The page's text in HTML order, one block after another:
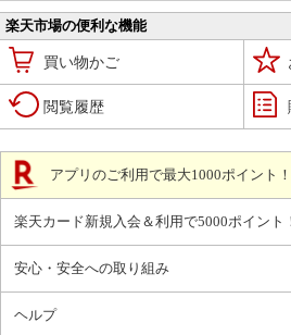
楽天市場の便利な機能
買い物かご
閲覧履歴
アプリのご利用で最大1000ポイント！
楽天カード新規入会＆利用で5000ポイント
安心・安全への取り組み
ヘルプ